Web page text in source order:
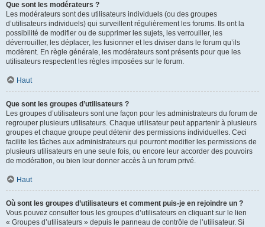
Que sont les modérateurs ?
Les modérateurs sont des utilisateurs individuels (ou des groupes
d’utilisateurs individuels) qui surveillent régulièrement les forums. Ils ont la
possibilité de modifier ou de supprimer les sujets, les verrouiller, les
déverrouiller, les déplacer, les fusionner et les diviser dans le forum qu’ils
modèrent. En règle générale, les modérateurs sont présents pour que les
utilisateurs respectent les règles imposées sur le forum.
Haut
Que sont les groupes d’utilisateurs ?
Les groupes d’utilisateurs sont une façon pour les administrateurs du forum de
regrouper plusieurs utilisateurs. Chaque utilisateur peut appartenir à plusieurs
groupes et chaque groupe peut détenir des permissions individuelles. Ceci
facilite les tâches aux administrateurs qui pourront modifier les permissions de
plusieurs utilisateurs en une seule fois, ou encore leur accorder des pouvoirs
de modération, ou bien leur donner accès à un forum privé.
Haut
Où sont les groupes d’utilisateurs et comment puis-je en rejoindre un ?
Vous pouvez consulter tous les groupes d’utilisateurs en cliquant sur le lien
« Groupes d’utilisateurs » depuis le panneau de contrôle de l’utilisateur. Si